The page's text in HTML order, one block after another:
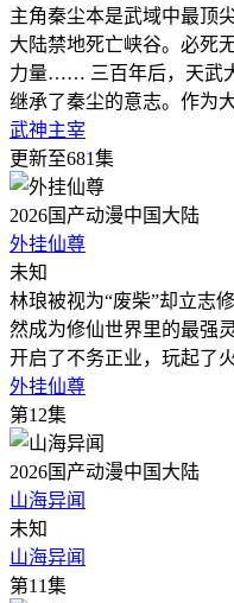
主角秦尘本是武域中最顶
大陆禁地死亡峡谷。必死
力量…… 三百年后，天武
继承了秦尘的意志。作为
武神主宰
更新至681集
2026国产动漫中国大陆
外挂仙尊
未知
林琅被视为“废柴”却立志
然成为修仙世界里的最强
开启了不务正业，玩起了
外挂仙尊
第12集
2026国产动漫中国大陆
山海异闻
未知
山海异闻
第11集